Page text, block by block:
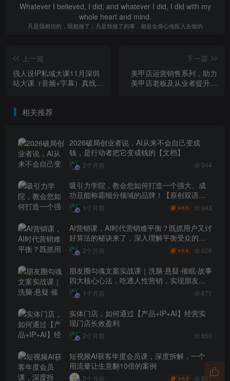
Whatever I believed, I did; and whatever I did, I did with my
whole heart and mind.
凡是我相信的，我都做了；凡是我做了的事，都是全身心地投入去做的
上一篇
强人设IP私域大课11月深圳
站大课（音频+字幕）真线索
下一篇
美甲店运营销售系列，助力
美甲店老板及从业者提升运
相关推荐
2026破局创业者说，AI从来不会自己变成
钱，是行动者把它变成钱的【文档】
2个月前 944
吸引力学院，教会您如何打造一个强大、成
功且能称霸细分领域的品牌！【原创双语字
幕】 1个月前 ￥6.6 943
AI营销课，AI时代营销难平衡？既抓用户又讨
好算法的秘诀来了，深入理解平衡受众的需
求【原创双语字幕】
2个月前 ￥6.6 926
朋友圈勾魂文案实战课｜洗脑·悬疑·催眠·故事
四大核心心法，吃透人性营销，实现朋友圈
不销而售被动成交
1个月前 871
实体门店，如何通过【产品+IP+AI】经营实
现门店长效盈利
2个月前 850
短视频AI获客年度会员课，深度拆解，一个
用流量让生意翻10倍的案例
2个月前 ￥6.6 831